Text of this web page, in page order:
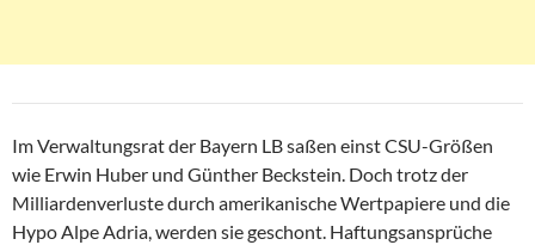
Im Verwaltungsrat der Bayern LB saßen einst CSU-Größen
wie Erwin Huber und Günther Beckstein. Doch trotz der
Milliardenverluste durch amerikanische Wertpapiere und die
Hypo Alpe Adria, werden sie geschont. Haftungsansprüche